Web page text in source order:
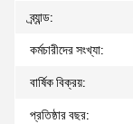
ব্র্যান্ড:
কর্মচারীদের সংখ্যা:
বার্ষিক বিক্রয়:
প্রতিষ্ঠার বছর: